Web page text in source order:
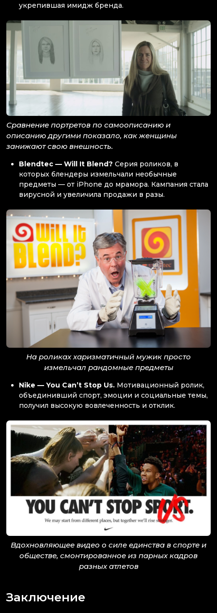
укрепившая имидж бренда.
Сравнение портретов по самоописанию и
описанию другими показало, как женщины
занижают свою внешность.
Blendtec — Will It Blend?Серия роликов, в
которых блендеры измельчали необычные
предметы — от iPhone до мрамора. Кампания стала
вирусной и увеличила продажи в разы.
На роликах харизматичный мужик просто
измельчал рандомные предметы
Nike — You Can’t Stop Us. Мотивационный ролик,
объединивший спорт, эмоции и социальные темы,
получил высокую вовлеченность и отклик.
Вдохновляющее видео о силе единства в спорте и
обществе, смонтированное из парных кадров
разных атлетов
Заключение